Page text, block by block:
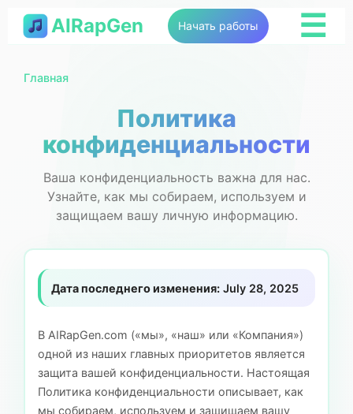
AIRapGen Начать работы ☰
Главная
Политика
конфиденциальности
Ваша конфиденциальность важна для нас.
Узнайте, как мы собираем, используем и
защищаем вашу личную информацию.
Дата последнего изменения:July 28, 2025
В AIRapGen.com («мы», «наш» или «Компания»)
одной из наших главных приоритетов является
защита вашей конфиденциальности. Настоящая
Политика конфиденциальности описывает, как
мы собираем, используем и защищаем вашу